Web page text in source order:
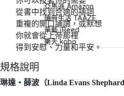
亞馬遜 Amazon
讀冊生活 TAAZE
華藝 iReed
樂天 kobo
從書中找到合適的禱詞
重複的開口誦讀，或默想
你就會從上帝那裡
得到安慰、力量和平安。
規格說明
琳達‧薛波（Linda Evans Shephard